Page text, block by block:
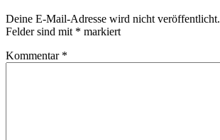
Deine E-Mail-Adresse wird nicht veröffentlicht.
Felder sind mit * markiert
Kommentar *